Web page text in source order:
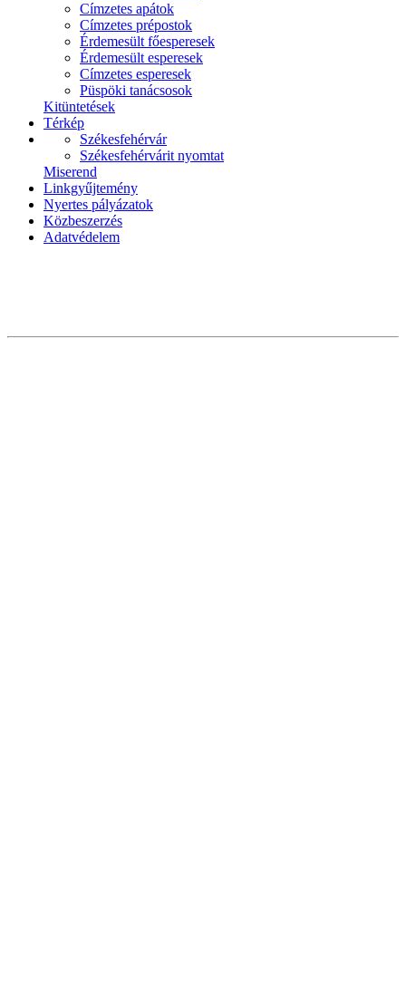
Címzetes apátok
Címzetes prépostok
Érdemesült főesperesek
Érdemesült esperesek
Címzetes esperesek
Püspöki tanácsosok
Kitüntetések
Térkép
Székesfehérvár
Székesfehérvárit nyomtat
Miserend
Linkgyűjtemény
Nyertes pályázatok
Közbeszerzés
Adatvédelem